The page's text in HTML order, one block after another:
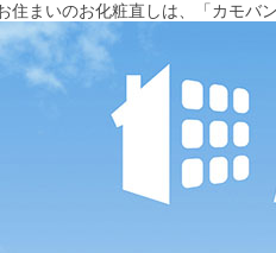
住まいのお化粧直しは、「カモバ